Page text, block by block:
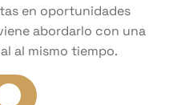
en oportunidades
abordarlo con una
al mismo tiempo.